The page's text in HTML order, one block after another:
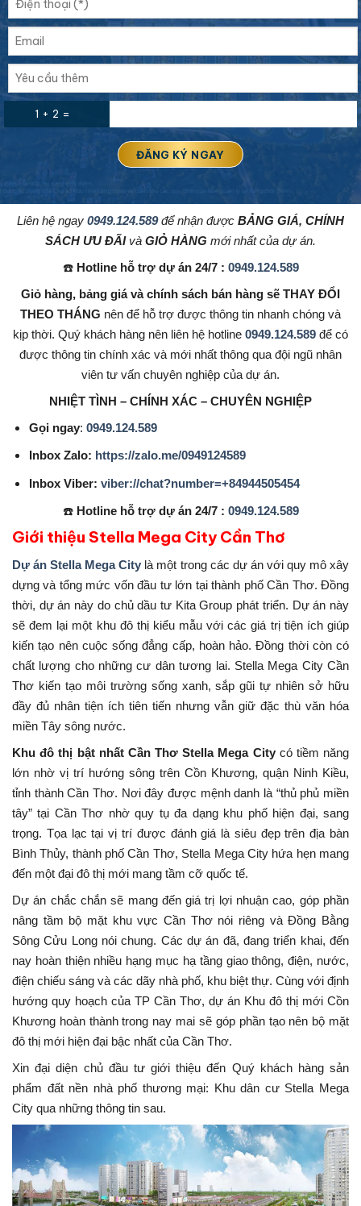
1 + 2 =
Liên hệ ngay 0949.124.589để nhận được BẢNG GIÁ, CHÍNH
SÁCH ƯU ĐÃIvà GIỎ HÀNG mới nhất của dự án.
☎️Hotline hỗ trợ dự án 24/7 : 0949.124.589
Giỏ hàng, bảng giá và chính sách bán hàng sẽ THAY ĐỔI
THEO THÁNG nên để hỗ trợ được thông tin nhanh chóng và
kịp thời. Quý khách hàng nên liên hệ hotline 0949.124.589 để có
được thông tin chính xác và mới nhất thông qua đội ngũ nhân
viên tư vấn chuyên nghiệp của dự án.
NHIỆT TÌNH – CHÍNH XÁC – CHUYÊN NGHIỆP
Gọi ngay: 0949.124.589
Inbox Zalo: https://zalo.me/0949124589
Inbox Viber: viber://chat?number=+84944505454
☎️Hotline hỗ trợ dự án 24/7 : 0949.124.589
Giới thiệu Stella Mega City Cần Thơ
Dự án Stella Mega City là một trong các dự án với quy mô xây
dựng và tổng mức vốn đầu tư lớn tại thành phố Cần Thơ. Đồng
thời, dự án này do chủ dầu tư Kita Group phát triển. Dự án này
sẽ đem lại một khu đô thị kiểu mẫu với các giá trị tiện ích giúp
kiến tạo nên cuộc sống đẳng cấp, hoàn hảo. Đồng thời còn có
chất lượng cho những cư dân tương lai. Stella Mega City Cần
Thơ kiến tạo môi trường sống xanh, sắp gũi tự nhiên sở hữu
đầy đủ nhân tiện ích tiên tiến nhưng vẫn giữ đặc thù văn hóa
miền Tây sông nước.
Khu đô thị bật nhất Cần Thơ Stella Mega Citycó tiềm năng
lớn nhờ vị trí hướng sông trên Cồn Khương, quận Ninh Kiều,
tỉnh thành Cần Thơ. Nơi đây được mệnh danh là “thủ phủ miền
tây” tại Cần Thơ nhờ quy tụ đa dạng khu phố hiện đại, sang
trọng. Tọa lạc tại vị trí được đánh giá là siêu đẹp trên địa bàn
Bình Thủy, thành phố Cần Thơ, Stella Mega City hứa hẹn mang
đến một đại đô thị mới mang tầm cỡ quốc tế.
Dự án chắc chắn sẽ mang đến giá trị lợi nhuận cao, góp phần
nâng tầm bộ mặt khu vực Cần Thơ nói riêng và Đồng Bằng
Sông Cửu Long nói chung. Các dự án đã, đang triển khai, đến
nay hoàn thiện nhiều hạng mục hạ tầng giao thông, điện, nước,
điện chiếu sáng và các dãy nhà phố, khu biệt thự. Cùng với định
hướng quy hoạch của TP Cần Thơ, dự án Khu đô thị mới Cồn
Khương hoàn thành trong nay mai sẽ góp phần tạo nên bộ mặt
đô thị mới hiện đại bậc nhất của Cần Thơ.
Xin đại diện chủ đầu tư giới thiệu đến Quý khách hàng sản
phẩm đất nền nhà phố thương mại: Khu dân cư Stella Mega
City qua những thông tin sau.